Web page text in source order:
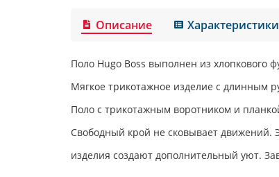
Описание Характеристики
Поло Hugo Boss выполнен из хлопкового
Мягкое трикотажное изделие с длинным
Поло с трикотажным воротником и
Свободный крой не сковывает движений.
изделия создают дополнительный уют.